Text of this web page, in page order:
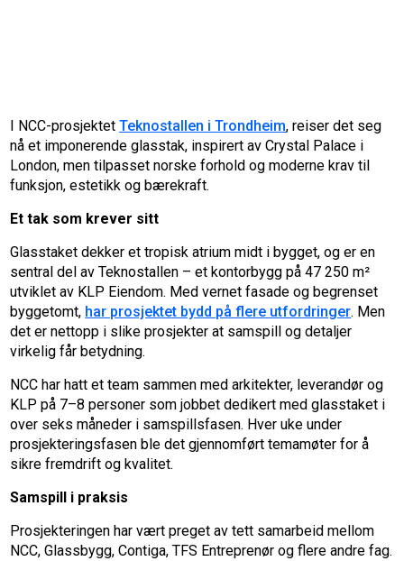
I NCC-prosjektetTeknostallen i Trondheim, reiser det seg
nå et imponerende glasstak, inspirert av Crystal Palace i
London, men tilpasset norske forhold og moderne krav til
funksjon, estetikk og bærekraft.
Et tak som krever sitt
Glasstaket dekker et tropisk atrium midt i bygget, og er en
sentral del av Teknostallen – et kontorbygg på 47 250 m²
utviklet av KLP Eiendom. Med vernet fasade og begrenset
byggetomt, har prosjektet bydd på flere utfordringer. Men
det er nettopp i slike prosjekter at samspill og detaljer
virkelig får betydning.
NCC har hatt et team sammen med arkitekter, leverandør og
KLP på 7–8 personer som jobbet dedikert med glasstaket i
over seks måneder i samspillsfasen. Hver uke under
prosjekteringsfasen ble det gjennomført temamøter for å
sikre fremdrift og kvalitet.
Samspill i praksis
Prosjekteringen har vært preget av tett samarbeid mellom
NCC, Glassbygg, Contiga, TFS Entreprenør og flere andre fag.